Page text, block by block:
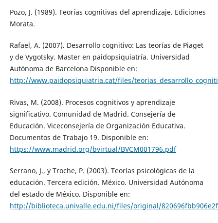
Pozo, J. (1989). Teorías cognitivas del aprendizaje. Ediciones
Morata.
Rafael, A. (2007). Desarrollo cognitivo: Las teorías de Piaget
y de Vygotsky. Master en paidopsiquiatría. Universidad
Autónoma de Barcelona Disponible en:
http://www.paidopsiquiatria.cat/files/
Rivas, M. (2008). Procesos cognitivos y aprendizaje
significativo. Comunidad de Madrid. Consejería de
Educación. Viceconsejería de Organización Educativa.
Documentos de Trabajo 19. Disponible en:
https://www.madrid.org/bvirtual/BVCM001796.pdf
Serrano, J., y Troche, P. (2003). Teorías psicológicas de la
educación. Tercera edición. México. Universidad Autónoma
del estado de México. Disponible en:
http://biblioteca.univalle.edu.ni/files/original/